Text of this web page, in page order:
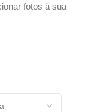
fotos à sua